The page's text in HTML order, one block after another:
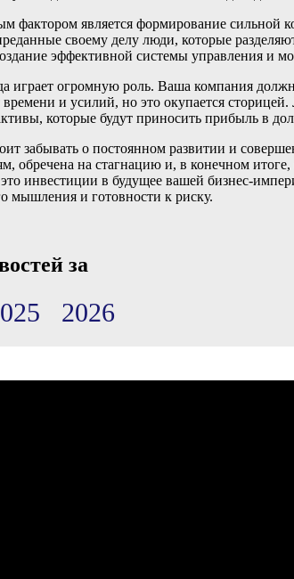
фактором является формирование
своему делу люди, которые
эффективной системы управления и
играет огромную роль. Ваша компания
времени и усилий, но это окупается
которые будут приносить прибыль в
забывать о постоянном развитии и
обречена на стагнацию и, в конечном
инвестиции в будущее вашей бизнес-
мышления и готовности к риску.
за
2026